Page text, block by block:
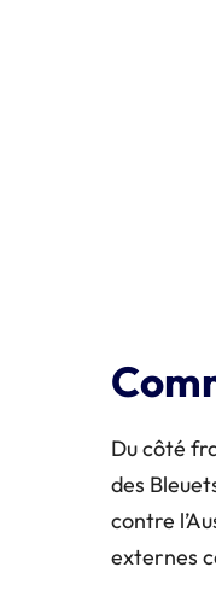
Du côté
des
contre
externes